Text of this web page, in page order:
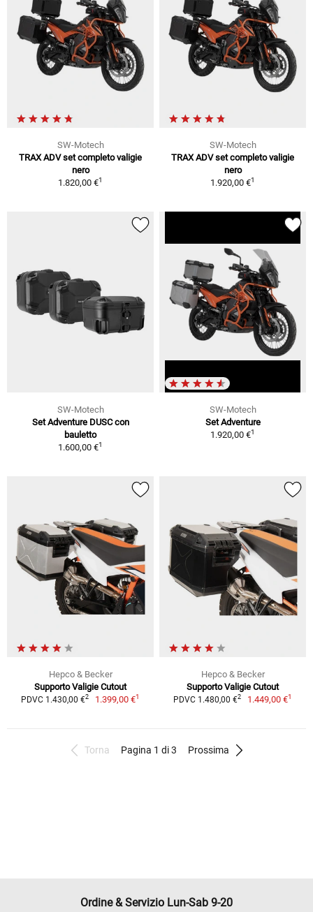
SW-Motech
TRAX ADV set completo valigie
nero
1.820,00 €1
SW-Motech
TRAX ADV set completo valigie
nero
1.920,00 €1
SW-Motech
Set Adventure DUSC con
bauletto
1.600,00 €1
SW-Motech
Set Adventure
1.920,00 €1
Hepco & Becker
Supporto Valigie Cutout
PDVC 1.430,00 €2 1.399,00 €1
Hepco & Becker
Supporto Valigie Cutout
PDVC 1.480,00 €2 1.449,00 €1
Torna Pagina 1 di 3 Prossima
Ordine & Servizio Lun-Sab 9-20